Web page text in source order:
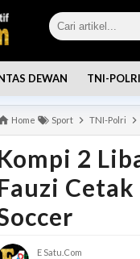
DEWAN TNI-POLRI
Home Sport TNI-Polri
2
E Satu.com